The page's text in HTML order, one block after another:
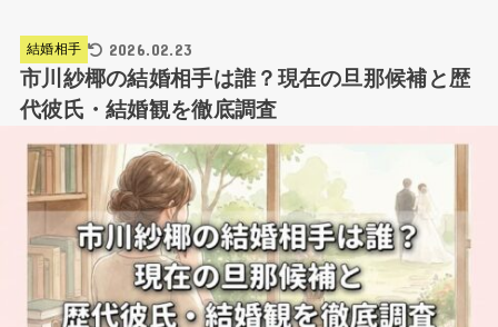
結婚相手 2026.02.23
市川紗椰の結婚相手は誰？現在の旦那候補と歴
代彼氏・結婚観を徹底調査